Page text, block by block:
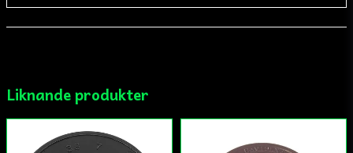
email
Ja, ni får publicera min fråga
Liknande produkter